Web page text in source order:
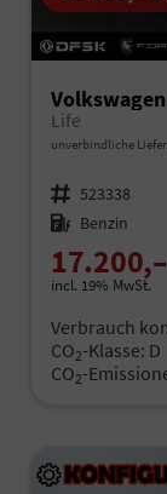
Life
unverbindliche
Fahrzeugnr. 523338
Kraftstoff Benzin
incl. 19% MwSt.
Verbrauch
CO2-Klasse: D
CO2-